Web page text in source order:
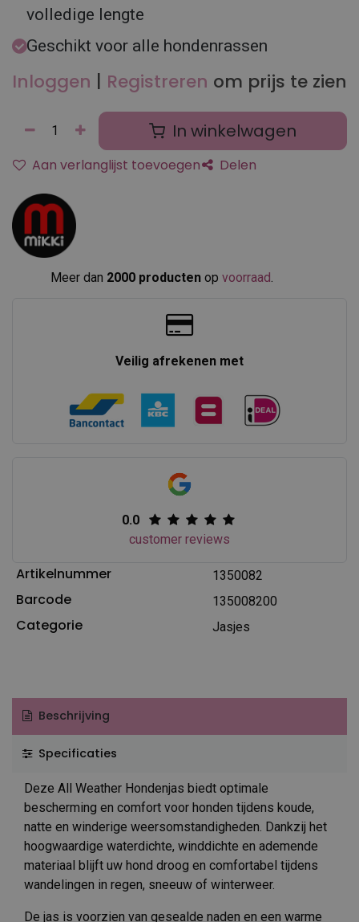
volledige lengte
Geschikt voor alle hondenrassen
Inloggen | Registreren om prijs te zien
In winkelwagen
Aan verlanglijst toevoegen Delen
Meer dan 2000 producten op voorraad
Veilig afrekenen met
0.0
customer reviews
Artikelnummer 1350082
Barcode 135008200
Categorie Jasjes
Beschrijving
Specificaties
Deze All Weather Hondenjas biedt optimale
bescherming en comfort voor honden tijdens koude,
natte en winderige weersomstandigheden. Dankzij het
hoogwaardige waterdichte, winddichte en ademende
materiaal blijft uw hond droog en comfortabel tijdens
wandelingen in regen, sneeuw of winterweer.
De jas is voorzien van gesealde naden en een warme